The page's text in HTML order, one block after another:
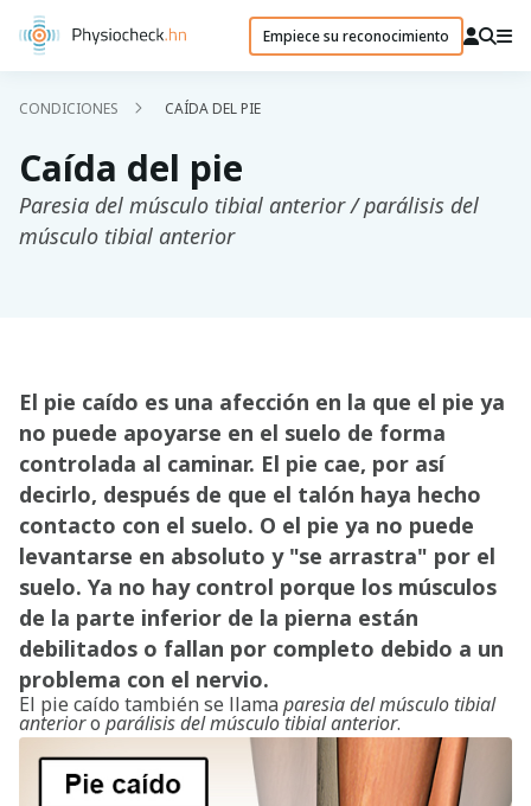
Empiece su reconocimiento
CONDICIONES CAÍDA DEL PIE
Caída del pie
Paresia del músculo tibial anterior / parálisis del
músculo tibial anterior
El pie caído es una afección en la que el pie ya
no puede apoyarse en el suelo de forma
controlada al caminar. El pie cae, por así
decirlo, después de que el talón haya hecho
contacto con el suelo. O el pie ya no puede
levantarse en absoluto y "se arrastra" por el
suelo. Ya no hay control porque los músculos
de la parte inferior de la pierna están
debilitados o fallan por completo debido a un
problema con el nervio.
El pie caído también se llama paresia del músculo tibial
anterioro parálisis del músculo tibial anterior.